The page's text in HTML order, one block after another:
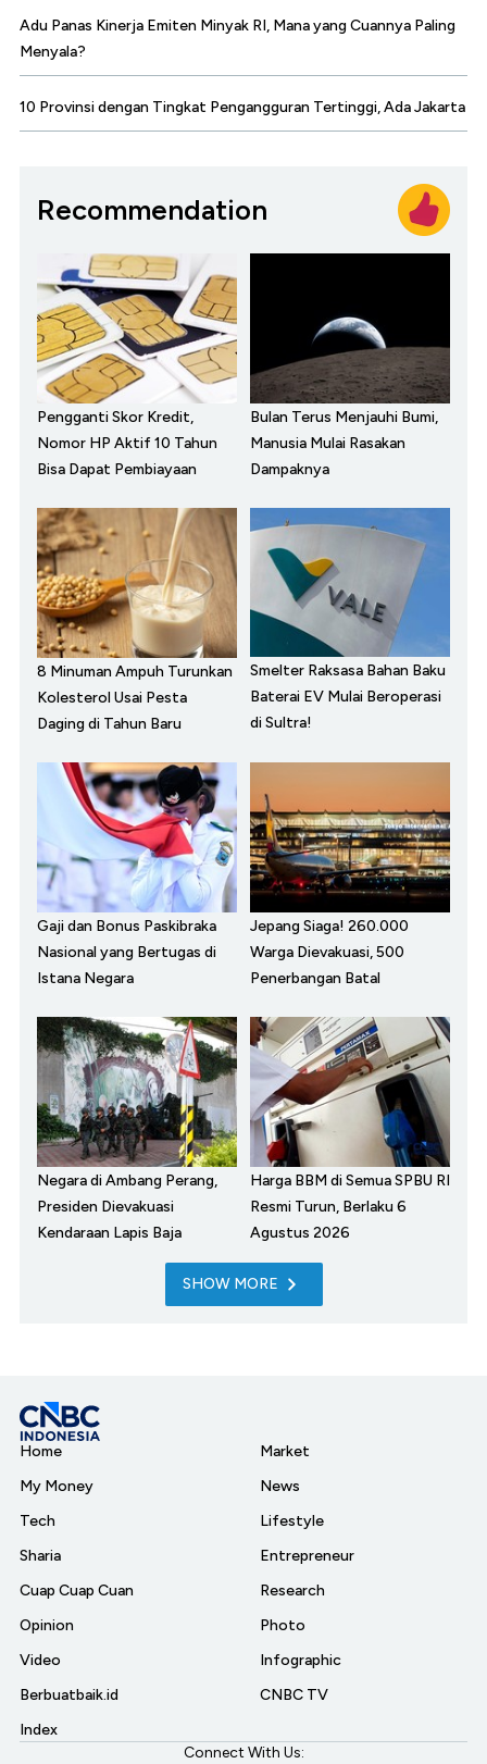
Adu Panas Kinerja Emiten Minyak RI, Mana yang Cuannya Paling
Menyala?
10 Provinsi dengan Tingkat Pengangguran Tertinggi, Ada Jakarta
Recommendation
Pengganti Skor Kredit,
Nomor HP Aktif 10 Tahun
Bisa Dapat Pembiayaan
Bulan Terus Menjauhi Bumi,
Manusia Mulai Rasakan
Dampaknya
8 Minuman Ampuh Turunkan
Kolesterol Usai Pesta
Daging di Tahun Baru
Smelter Raksasa Bahan Baku
Baterai EV Mulai Beroperasi
di Sultra!
Gaji dan Bonus Paskibraka
Nasional yang Bertugas di
Istana Negara
Jepang Siaga! 260.000
Warga Dievakuasi, 500
Penerbangan Batal
Negara di Ambang Perang,
Presiden Dievakuasi
Kendaraan Lapis Baja
Harga BBM di Semua SPBU RI
Resmi Turun, Berlaku 6
Agustus 2026
SHOW MORE
Home
My Money
Tech
Sharia
Cuap Cuap Cuan
Opinion
Video
Berbuatbaik.id
Index
Market
News
Lifestyle
Entrepreneur
Research
Photo
Infographic
CNBC TV
Connect With Us: